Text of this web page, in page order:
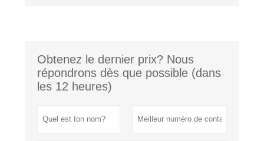
Obtenez le dernier prix? Nous
répondrons dès que possible (dans
les 12 heures)